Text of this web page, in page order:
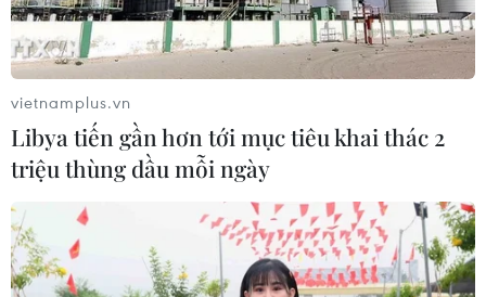
vietnamplus.vn
Libya tiến gần hơn tới mục tiêu khai thác 2
triệu thùng dầu mỗi ngày